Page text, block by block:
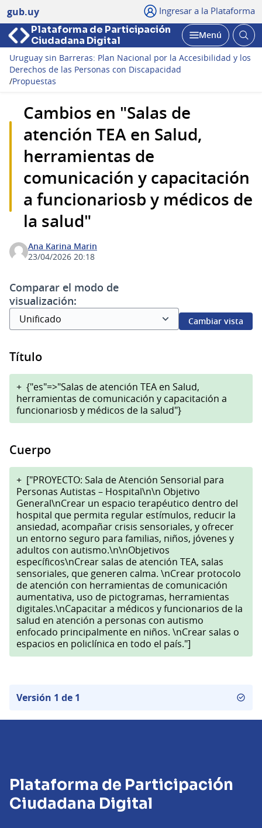
gub.uy Ingresar a la Plataforma
Plataforma de Participación
Ciudadana Digital
Abrir
Menú
Uruguay sin Barreras: Plan Nacional por la Accesibilidad y los
Derechos de las Personas con Discapacidad
/Propuestas
Cambios en "Salas de
atención TEA en Salud,
herramientas de
comunicación y capacitación
a funcionariosb y médicos de
la salud"
Ana Karina Marin
23/04/2026 20:18
Comparar el modo de
visualización:
Cambiar vista
Título
+ {"es"=>"Salas de atención TEA en Salud,
herramientas de comunicación y capacitación a
funcionariosb y médicos de la salud"}
Cuerpo
+ ["PROYECTO: Sala de Atención Sensorial para
Personas Autistas – Hospital\n\n Objetivo
General\nCrear un espacio terapéutico dentro del
hospital que permita regular estímulos, reducir la
ansiedad, acompañar crisis sensoriales, y ofrecer
un entorno seguro para familias, niños, jóvenes y
adultos con autismo.\n\nObjetivos
específicos\nCrear salas de atención TEA, salas
sensoriales, que generen calma. \nCrear protocolo
de atención con herramientas de comunicación
aumentativa, uso de pictogramas, herramientas
digitales.\nCapacitar a médicos y funcionarios de la
salud en atención a personas con autismo
enfocado principalmente en niños. \nCrear salas o
espacios en policlínica en todo el país."]
Versión 1 de 1
Plataforma de Participación
Ciudadana Digital